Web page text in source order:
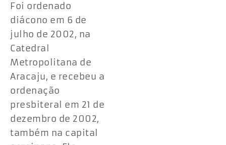
Foi ordenado
diácono em 6 de
julho de 2002, na
Catedral
Metropolitana de
Aracaju, e recebeu a
ordenação
presbiteral em 21 de
dezembro de 2002,
também na capital